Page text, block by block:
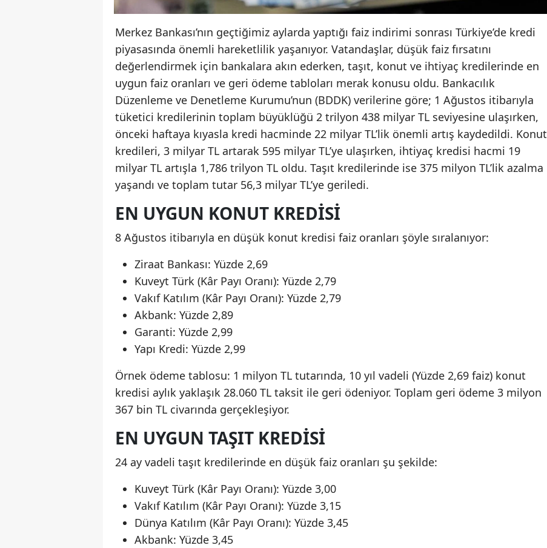
Merkez Bankası’nın geçtiğimiz aylarda yaptığı faiz indirimi sonrası Türkiye’de kredi
piyasasında önemli hareketlilik yaşanıyor. Vatandaşlar, düşük faiz fırsatını
değerlendirmek için bankalara akın ederken, taşıt, konut ve ihtiyaç kredilerinde en
uygun faiz oranları ve geri ödeme tabloları merak konusu oldu. Bankacılık
Düzenleme ve Denetleme Kurumu’nun (BDDK) verilerine göre; 1 Ağustos itibarıyla
tüketici kredilerinin toplam büyüklüğü 2 trilyon 438 milyar TL seviyesine ulaşırken,
önceki haftaya kıyasla kredi hacminde 22 milyar TL’lik önemli artış kaydedildi. Konut
kredileri, 3 milyar TL artarak 595 milyar TL’ye ulaşırken, ihtiyaç kredisi hacmi 19
milyar TL artışla 1,786 trilyon TL oldu. Taşıt kredilerinde ise 375 milyon TL’lik azalma
yaşandı ve toplam tutar 56,3 milyar TL’ye geriledi.
EN UYGUN KONUT KREDISI
8 Ağustos itibarıyla en düşük konut kredisi faiz oranları şöyle sıralanıyor:
Ziraat Bankası: Yüzde 2,69
Kuveyt Türk (Kâr Payı Oranı): Yüzde 2,79
Vakıf Katılım (Kâr Payı Oranı): Yüzde 2,79
Akbank: Yüzde 2,89
Garanti: Yüzde 2,99
Yapı Kredi: Yüzde 2,99
Örnek ödeme tablosu: 1 milyon TL tutarında, 10 yıl vadeli (Yüzde 2,69 faiz) konut
kredisi aylık yaklaşık 28.060 TL taksit ile geri ödeniyor. Toplam geri ödeme 3 milyon
367 bin TL civarında gerçekleşiyor.
EN UYGUN TAŞIT KREDISI
24 ay vadeli taşıt kredilerinde en düşük faiz oranları şu şekilde:
Kuveyt Türk (Kâr Payı Oranı): Yüzde 3,00
Vakıf Katılım (Kâr Payı Oranı): Yüzde 3,15
Dünya Katılım (Kâr Payı Oranı): Yüzde 3,45
Akbank: Yüzde 3,45